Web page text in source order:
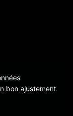
bon ajustement